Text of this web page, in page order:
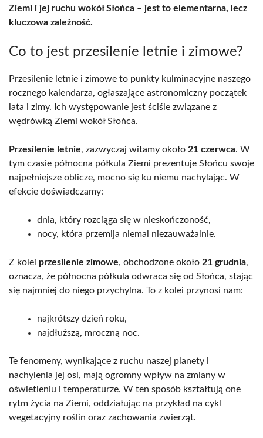
Ziemi i jej ruchu wokół Słońca – jest to elementarna, lecz
kluczowa zależność.
Co to jest przesilenie letnie i zimowe?
Przesilenie letnie i zimowe to punkty kulminacyjne naszego
rocznego kalendarza, ogłaszające astronomiczny początek
lata i zimy. Ich występowanie jest ściśle związane z
wędrówką Ziemi wokół Słońca.
Przesilenie letnie, zazwyczaj witamy około 21 czerwca. W
tym czasie północna półkula Ziemi prezentuje Słońcu swoje
najpełniejsze oblicze, mocno się ku niemu nachylając. W
efekcie doświadczamy:
dnia, który rozciąga się w nieskończoność,
nocy, która przemija niemal niezauważalnie.
Z kolei przesilenie zimowe, obchodzone około 21 grudnia,
oznacza, że północna półkula odwraca się od Słońca, stając
się najmniej do niego przychylna. To z kolei przynosi nam:
najkrótszy dzień roku,
najdłuższą, mroczną noc.
Te fenomeny, wynikające z ruchu naszej planety i
nachylenia jej osi, mają ogromny wpływ na zmiany w
oświetleniu i temperaturze. W ten sposób kształtują one
rytm życia na Ziemi, oddziałując na przykład na cykl
wegetacyjny roślin oraz zachowania zwierząt.